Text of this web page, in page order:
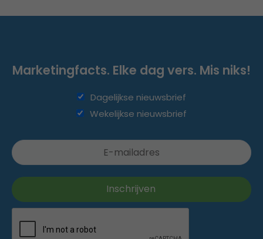
Marketingfacts. Elke dag vers. Mis niks!
Dagelijkse nieuwsbrief
Wekelijkse nieuwsbrief